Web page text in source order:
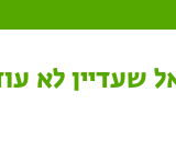
שעדיין לא